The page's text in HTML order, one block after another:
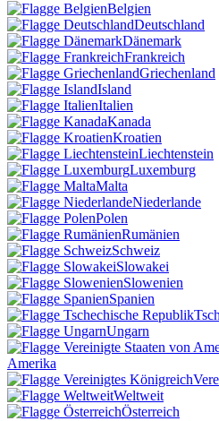
Belgien
Deutschland
Dänemark
Frankreich
Griechenland
Island
Italien
Kanada
Kroatien
Liechtenstein
Luxemburg
Malta
Niederlande
Polen
Rumänien
Schweiz
Slowakei
Slowenien
Spanien
Ungarn
Amerika
Weltweit
Österreich